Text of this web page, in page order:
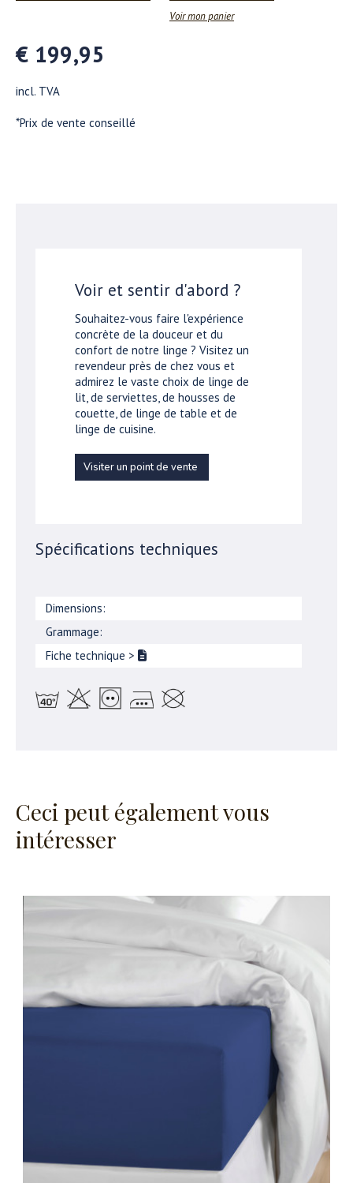
Voir mon panier
€ 199,95
incl. TVA
*Prix de vente conseillé
Voir et sentir d'abord ?
Souhaitez-vous faire l'expérience
concrète de la douceur et du
confort de notre linge ? Visitez un
revendeur près de chez vous et
admirez le vaste choix de linge de
lit, de serviettes, de housses de
couette, de linge de table et de
linge de cuisine.
Visiter un point de vente
Spécifications techniques
Dimensions:
Grammage:
Fiche technique >
Ceci peut également vous
intéresser